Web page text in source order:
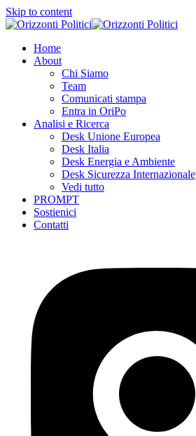
Skip to content
Home
About
Chi Siamo
Team
Comunicati stampa
Entra in OriPo
Analisi e Ricerca
Desk Unione Europea
Desk Italia
Desk Energia e Ambiente
Desk Sicurezza Internazionale
Vedi tutto
PROMPT
Sostienici
Contatti